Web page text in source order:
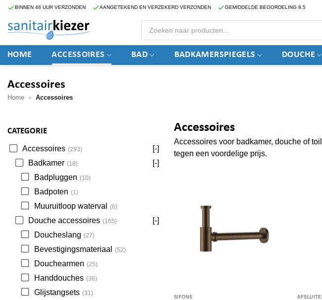
Ga
inhoud
BINNEN 48 UUR VERZONDEN AANGETEKEND EN VERZEKERD VERZONDEN GEMIDDELDE BEOORDELING 9.5
Producten
zoeken
HOME ACCESSOIRES BAD BADKAMERSPIEGELS DOUCHE
Accessoires
Home » Accessoires
CATEGORIE
Accessoires (293)
[-]
Badkamer (18)
[-]
Badpluggen (10)
Badpoten (1)
Muuruitloop waterval (6)
Douche accessoires (165)
[-]
Doucheslang (27)
Bevestigingsmateriaal (52)
Douchearmen (25)
Handdouches (36)
Glijstangsets (31)
Accessoires
Accessoires voor badkamer, douche of
tegen een voordelige prijs.
SIFONS